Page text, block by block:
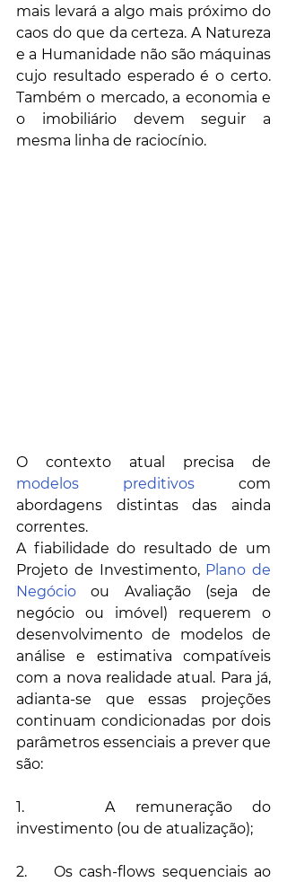
mais levará a algo mais próximo do
caos do que da certeza. A Natureza
e a Humanidade não são máquinas
cujo resultado esperado é o certo.
Também o mercado, a economia e
o imobiliário devem seguir a
mesma linha de raciocínio.
modelos preditivos com
abordagens distintas das ainda
correntes.
A fiabilidade do resultado de um
Projeto de Investimento, Plano de
Negócio ou Avaliação (seja de
negócio ou imóvel) requerem o
desenvolvimento de modelos de
análise e estimativa compatíveis
com a nova realidade atual. Para já,
adianta-se que essas projeções
continuam condicionadas por dois
parâmetros essenciais a prever que
são:
1.    A remuneração do
investimento (ou de atualização);
2.    Os cash-flows sequenciais ao